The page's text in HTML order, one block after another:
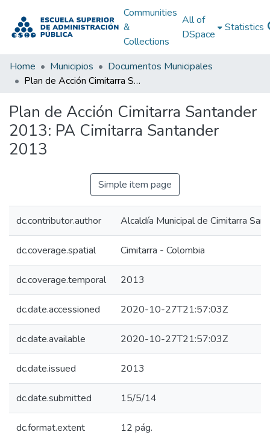
Communities
&
Collections
All of
DSpace
Statistics
Home Municipios
Documentos Municipales
Plan de Acción Cimitarra Santander 2013: PA Cimitarra Santander 2013
Plan de Acción Cimitarra Santander
2013: PA Cimitarra Santander
2013
Simple item page
dc.contributor.author Alcaldía Municipal de Cimitarra
dc.coverage.spatial Cimitarra - Colombia
dc.coverage.temporal 2013
dc.date.accessioned 2020-10-27T21:57:03Z
dc.date.available 2020-10-27T21:57:03Z
dc.date.issued 2013
dc.date.submitted 15/5/14
dc.format.extent 12 pág.